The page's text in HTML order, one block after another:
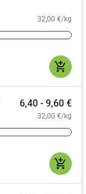
32,00 €/kg
add_shopping_cart
6,40 - 9,60 €
32,00 €/kg
add_shopping_cart